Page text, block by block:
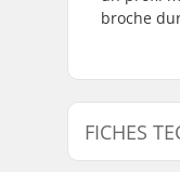
broche
FICHES